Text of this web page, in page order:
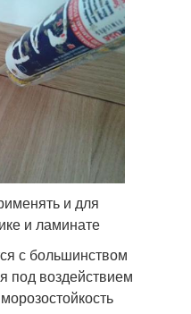
и для
и ламинате
с большинством
под воздействием